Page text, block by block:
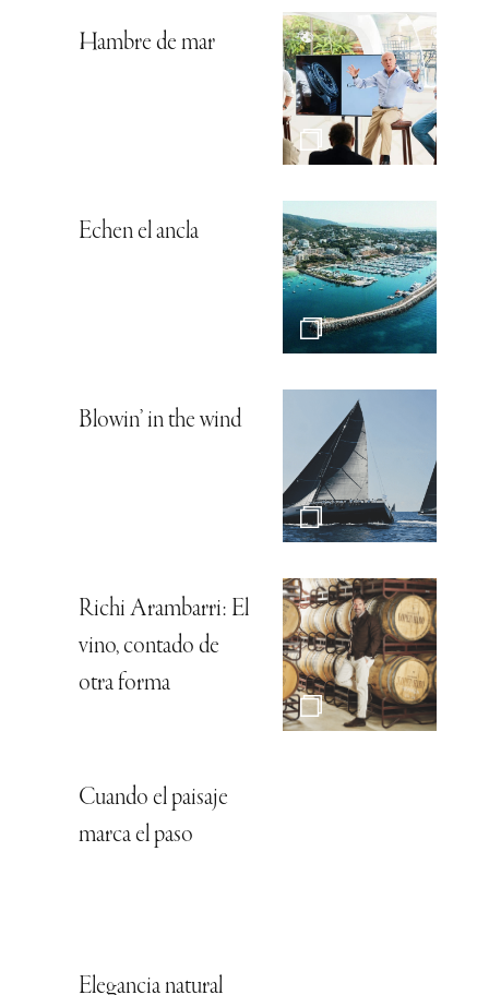
Hambre de mar
Echen el ancla
Blowin’ in the wind
Richi Arambarri: El
vino, contado de
otra forma
Cuando el paisaje
marca el paso
Elegancia natural